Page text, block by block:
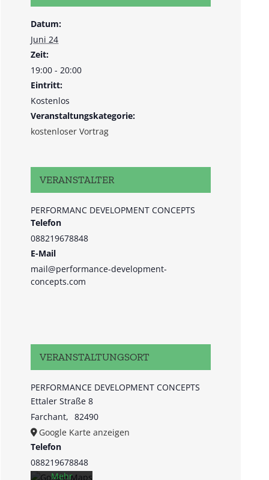
Datum:
Juni 24
Zeit:
19:00 - 20:00
Eintritt:
Kostenlos
Veranstaltungskategorie:
kostenloser Vortrag
VERANSTALTER
PERFORMANC DEVELOPMENT CONCEPTS
Telefon
088219678848
E-Mail
mail@performance-development-
concepts.com
VERANSTALTUNGSORT
PERFORMANCE DEVELOPMENT CONCEPTS
Ettaler Straße 8
Farchant, 82490
Google Karte anzeigen
Telefon
088219678848
Laden der
Karte
akzeptieren
Datenschutzerklärung
von
Google.
Mehr